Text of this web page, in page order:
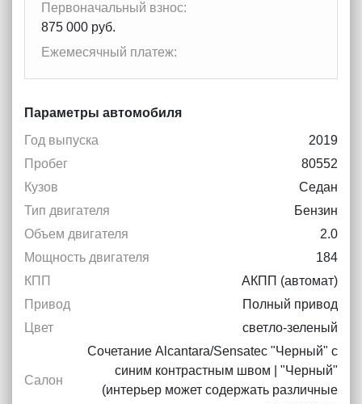
Первоначальный взнос:
875 000 руб.
Ежемесячный платеж:
Параметры автомобиля
Год выпуска
2019
Пробег
80552
Кузов
Седан
Тип двигателя
Бензин
Объем двигателя
2.0
Мощность двигателя
184
КПП
АКПП (автомат)
Привод
Полный привод
Цвет
светло-зеленый
Салон
Сочетание Alcantara/Sensatec "Черный" с
синим контрастным швом | "Черный"
(интерьер может содержать различные